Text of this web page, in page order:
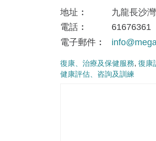
地址
九龍長沙
電話
61676361
電子郵件
復康、治療及保健服務 復康
健康評估、咨詢及訓練